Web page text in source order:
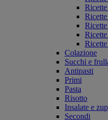
Colazione
Succhi e
Antipasti
Primi
Pasta
Risotto
Insalate e
Secondi